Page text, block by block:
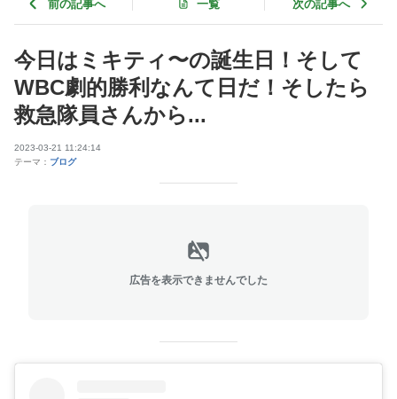
前の記事へ 一覧 次の記事へ
今日はミキティ〜の誕生日！そして
WBC劇的勝利なんて日だ！そしたら
救急隊員さんから...
2023-03-21 11:24:14
テーマ： ブログ
広告を表示できませんでした